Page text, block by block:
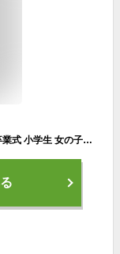
[qkeusf] ダウンコート キッズ 子供服 防風防寒 卒業式 小学生 女の子 ゆったり ジュニア アウター 子供用 フード付き 120cm キッズコート 暖かい カジュアル お出かけ こども服 通学着 長袖 冬物 冬 雪 グリーン ダウン ユニセックス 無地 厚手コート